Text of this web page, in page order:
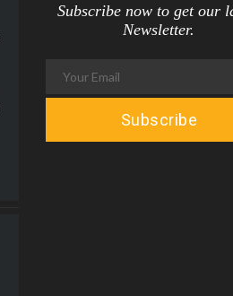
Subscribe now to get our
Newsletter.